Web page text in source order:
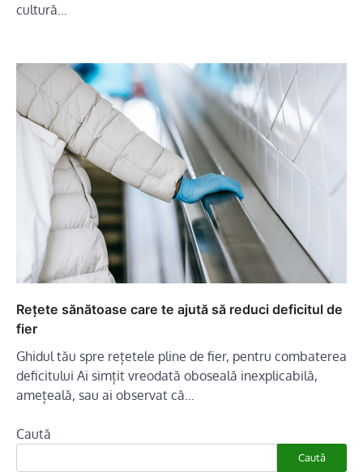
cultură…
Rețete sănătoase care te ajută să reduci deficitul de
fier
Ghidul tău spre rețetele pline de fier, pentru combaterea
deficitului Ai simțit vreodată oboseală inexplicabilă,
amețeală, sau ai observat că…
Caută
Caută